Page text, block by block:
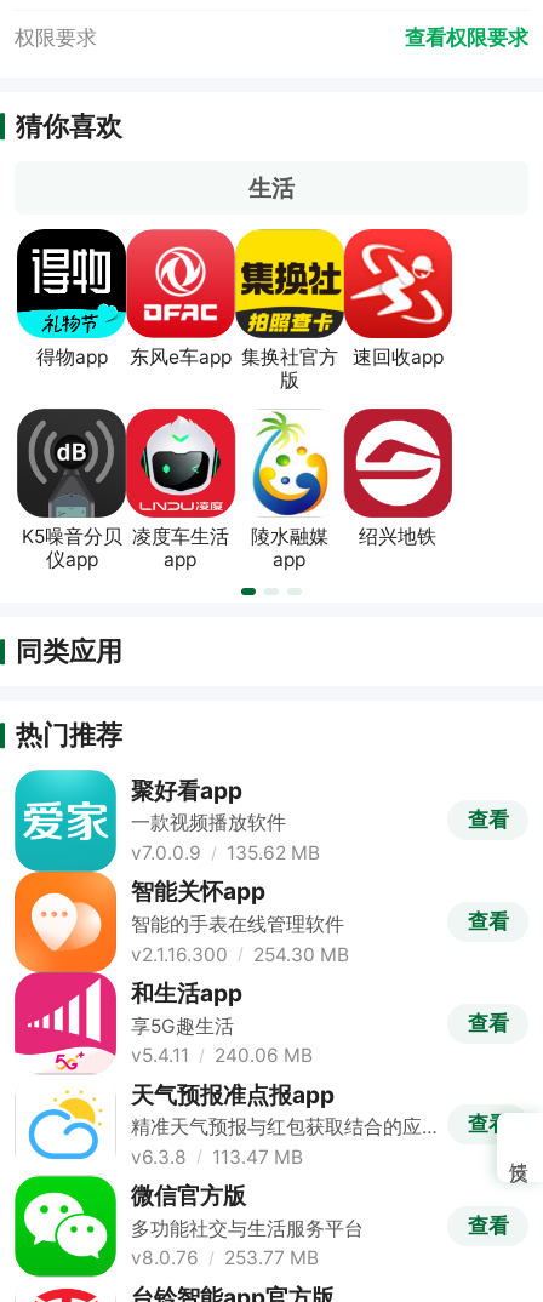
权限要求 查看权限要求
猜你喜欢
生活
得物app 东风e车app 集换社官方
版
速回收app
K5噪音分贝
仪app
凌度车生活
app
陵水融媒
app
绍兴地铁
同类应用
热门推荐
聚好看app
一款视频播放软件
v7.0.0.9
135.62 MB
查看
智能关怀app
智能的手表在线管理软件
v2.1.16.300
254.30 MB
查看
和生活app
享5G趣生活
v5.4.11
240.06 MB
查看
天气预报准点报app
精准天气预报与红包获取结合的应
用
v6.3.8 113.47 MB
查看
微信官方版
多功能社交与生活服务平台
v8.0.76
253.77 MB
查看